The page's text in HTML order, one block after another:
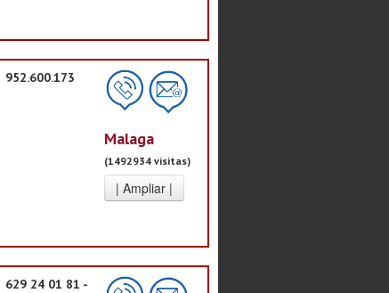
952.600.173
Malaga
(1492934 visitas)
629 24 01 81 -